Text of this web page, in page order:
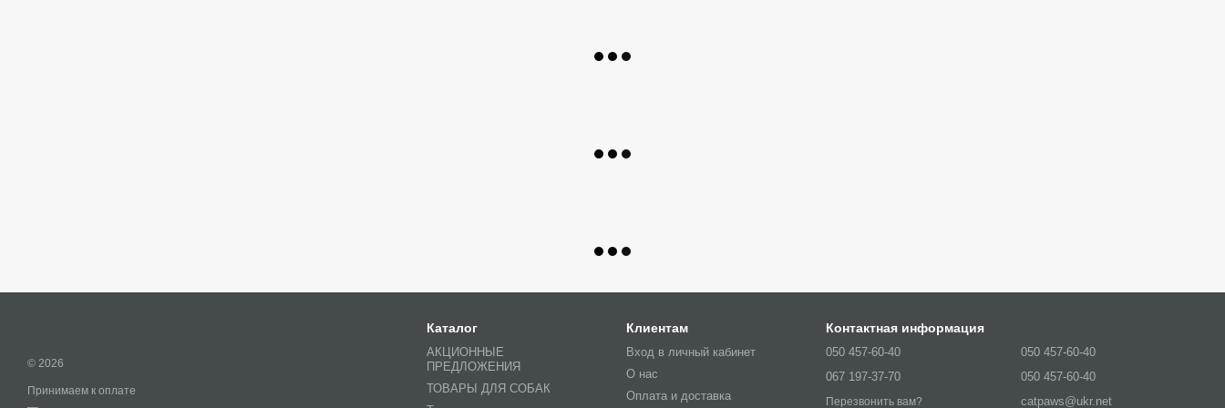
© 2026
Принимаем к оплате
Каталог
АКЦИОННЫЕ
ПРЕДЛОЖЕНИЯ
ТОВАРЫ ДЛЯ СОБАК
Клиентам
Вход в личный кабинет
О нас
Оплата и доставка
Контактная информация
050 457-60-40
067 197-37-70
Перезвонить вам?
050 457-60-40
050 457-60-40
catpaws@ukr.net